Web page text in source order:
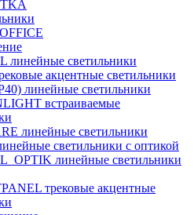
линейные светильники
акцентные светильники
линейные светильники
встраиваемые
линейные светильники
светильники с оптикой
линейные светильники
трековые акцентные